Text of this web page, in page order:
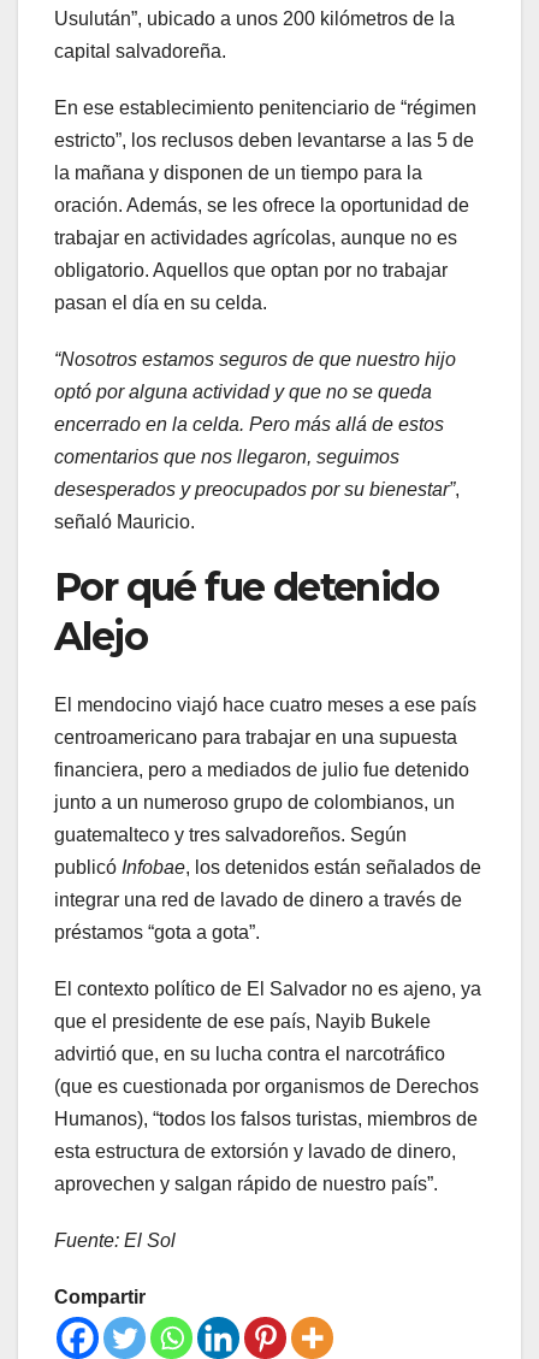
Usulután”, ubicado a unos 200 kilómetros de la
capital salvadoreña.
En ese establecimiento penitenciario de “régimen
estricto”, los reclusos deben levantarse a las 5 de
la mañana y disponen de un tiempo para la
oración. Además, se les ofrece la oportunidad de
trabajar en actividades agrícolas, aunque no es
obligatorio. Aquellos que optan por no trabajar
pasan el día en su celda.
“Nosotros estamos seguros de que nuestro hijo
optó por alguna actividad y que no se queda
encerrado en la celda. Pero más allá de estos
comentarios que nos llegaron, seguimos
desesperados y preocupados por su bienestar”,
señaló Mauricio.
Por qué fue detenido
Alejo
El mendocino viajó hace cuatro meses a ese país
centroamericano para trabajar en una supuesta
financiera, pero a mediados de julio fue detenido
junto a un numeroso grupo de colombianos, un
guatemalteco y tres salvadoreños. Según
publicó Infobae, los detenidos están señalados de
integrar una red de lavado de dinero a través de
préstamos “gota a gota”.
El contexto político de El Salvador no es ajeno, ya
que el presidente de ese país, Nayib Bukele
advirtió que, en su lucha contra el narcotráfico
(que es cuestionada por organismos de Derechos
Humanos), “todos los falsos turistas, miembros de
esta estructura de extorsión y lavado de dinero,
aprovechen y salgan rápido de nuestro país”.
Fuente: El Sol
Compartir